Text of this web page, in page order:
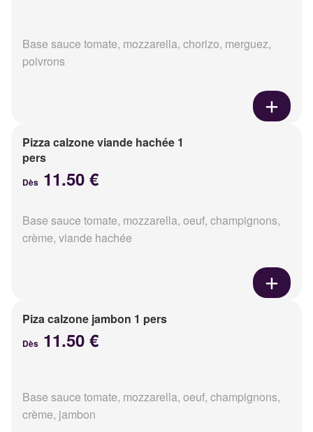
Base sauce tomate, mozzarella, chorizo, merguez,
poivrons
Pizza calzone viande hachée 1
pers
Dès 11.50 €
Base sauce tomate, mozzarella, oeuf, champignons,
crème, viande hachée
Piza calzone jambon 1 pers
Dès 11.50 €
Base sauce tomate, mozzarella, oeuf, champignons,
crème, jambon